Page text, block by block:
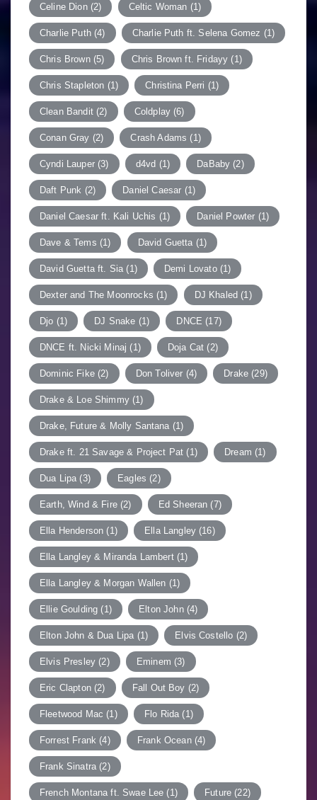
Celine Dion(2) Celtic Woman (1)
Charlie Puth(4) Charlie Puth ft. Selena Gomez (1)
Chris Brown(5) Chris Brown ft. Fridayy (1)
Chris Stapleton (1) Christina Perri (1)
Clean Bandit(2) Coldplay (6)
Conan Gray (2) Crash Adams (1)
Cyndi Lauper(3) d4vd (1) DaBaby (2)
Daft Punk (2) Daniel Caesar (1)
Daniel Caesar ft. Kali Uchis (1) Daniel Powter (1)
Dave & Tems (1) David Guetta (1)
David Guetta ft. Sia (1) Demi Lovato(1)
Dexter and The Moonrocks (1) DJ Khaled (1)
Djo (1) DJ Snake (1) DNCE (17)
DNCE ft. Nicki Minaj (1) Doja Cat (2)
Dominic Fike(2) Don Toliver (4) Drake (29)
Drake & Loe Shimmy(1)
Drake, Future & Molly Santana (1)
Drake ft. 21 Savage & Project Pat (1) Dream (1)
Dua Lipa (3) Eagles (2)
Earth, Wind & Fire(2) Ed Sheeran (7)
Ella Henderson (1) Ella Langley(16)
Ella Langley & Miranda Lambert(1)
Ella Langley & Morgan Wallen (1)
Ellie Goulding (1) Elton John(4)
Elton John & Dua Lipa (1) Elvis Costello (2)
Elvis Presley (2) Eminem (3)
Eric Clapton(2) Fall Out Boy (2)
Fleetwood Mac (1) Flo Rida (1)
Forrest Frank (4) Frank Ocean(4)
Frank Sinatra (2)
French Montana ft. Swae Lee (1) Future (22)